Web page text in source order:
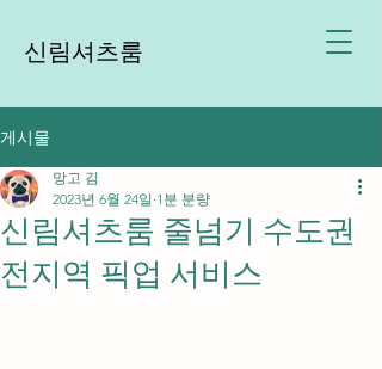
신림셔츠룸
게시물
신림셔츠룸 줄넘기 수도권
전지역 픽업 서비스
망고 김
2023년 6월 24일 1분 분량